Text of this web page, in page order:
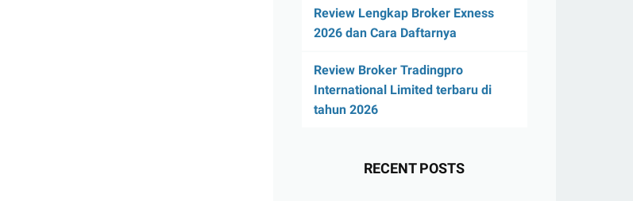
Review Lengkap Broker Exness
2026 dan Cara Daftarnya
Review Broker Tradingpro
International Limited terbaru di
tahun 2026
RECENT POSTS